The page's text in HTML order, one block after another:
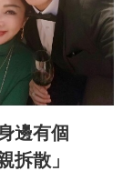
邊有個
散」